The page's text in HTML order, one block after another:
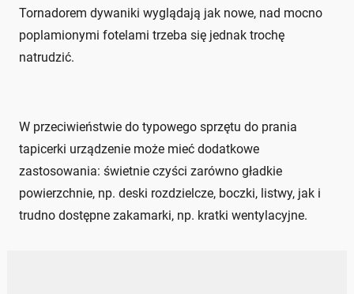
Tornadorem dywaniki wyglądają jak nowe, nad mocno
poplamionymi fotelami trzeba się jednak trochę
natrudzić.
W przeciwieństwie do typowego sprzętu do prania
tapicerki urządzenie może mieć dodatkowe
zastosowania: świetnie czyści zarówno gładkie
powierzchnie, np. deski rozdzielcze, boczki, listwy, jak i
trudno dostępne zakamarki, np. kratki wentylacyjne.